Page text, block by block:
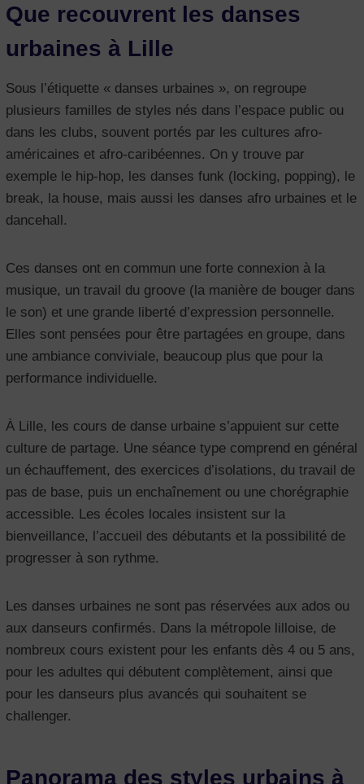
Que recouvrent les danses
urbaines à Lille
Sous l’étiquette « danses urbaines », on regroupe
plusieurs familles de styles nés dans l’espace public ou
dans les clubs, souvent portés par les cultures afro-
américaines et afro-caribéennes. On y trouve par
exemple le hip-hop, les danses funk (locking, popping), le
break, la house, mais aussi les danses afro urbaines et le
dancehall.
Ces danses ont en commun une forte connexion à la
musique, un travail du groove (la manière de bouger dans
le son) et une grande liberté d’expression personnelle.
Elles sont pensées pour être partagées en groupe, dans
une ambiance conviviale, beaucoup plus que pour la
performance individuelle.
À Lille, les cours de danse urbaine s’appuient sur cette
culture de partage. Une séance type comprend en général
un échauffement, des exercices d’isolations, du travail de
pas de base, puis un enchaînement ou une chorégraphie
accessible. Les écoles locales insistent sur la
bienveillance, l’accueil des débutants et la possibilité de
progresser à son rythme.
Les danses urbaines ne sont pas réservées aux ados ou
aux danseurs confirmés. Dans la métropole lilloise, de
nombreux cours existent pour les enfants dès 4 ou 5 ans,
pour les adultes qui débutent complètement, ainsi que
pour les danseurs plus avancés qui souhaitent se
challenger.
Panorama des styles urbains à